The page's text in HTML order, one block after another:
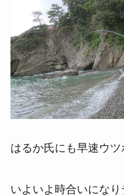
はるか氏にも早速ウツ
いよいよ時合いにな